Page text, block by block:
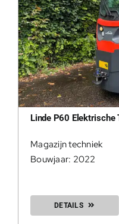
Linde P60 Elektrische
Magazijn techniek
Bouwjaar: 2022
DETAILS